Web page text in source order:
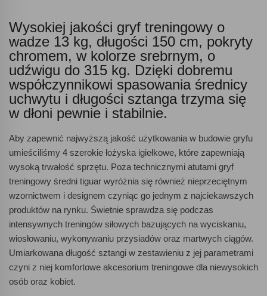
Wysokiej jakości gryf treningowy o
wadze 13 kg, długości 150 cm, pokryty
chromem, w kolorze srebrnym, o
udźwigu do 315 kg. Dzięki dobremu
współczynnikowi spasowania średnicy
uchwytu i długości sztanga trzyma się
w dłoni pewnie i stabilnie.
Aby zapewnić najwyższą jakość użytkowania w budowie gryfu
umieściliśmy 4 szerokie łożyska igiełkowe, które zapewniają
wysoką trwałość sprzętu. Poza technicznymi atutami gryf
treningowy średni tiguar wyróżnia się również nieprzeciętnym
wzornictwem i designem czyniąc go jednym z najciekawszych
produktów na rynku. Świetnie sprawdza się podczas
intensywnych treningów siłowych bazujących na wyciskaniu,
wiosłowaniu, wykonywaniu przysiadów oraz martwych ciągów.
Umiarkowana długość sztangi w zestawieniu z jej parametrami
czyni z niej komfortowe akcesorium treningowe dla niewysokich
osób oraz kobiet.